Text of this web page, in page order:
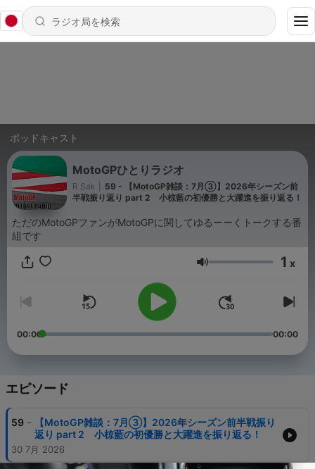
ポッドキャスト
MotoGPひとりラジオ
R Sak
59 - 【MotoGP雑談：7月③】2026年シーズン前
半戦振り返り part 2 小椋藍の初優勝と大躍進を振り返る！
ただのMotoGPファンがMotoGPに関してゆるーーくトークする番
組です
音量 1 x
00:00 00:00
エピソード
59 -
【MotoGP雑談：7月③】2026年シーズン前半戦振り
返り part 2 小椋藍の初優勝と大躍進を振り返る！
30 7月 2026